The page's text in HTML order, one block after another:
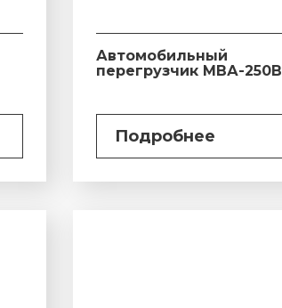
Автомобильный
перегрузчик МВА-250В
Подробнее